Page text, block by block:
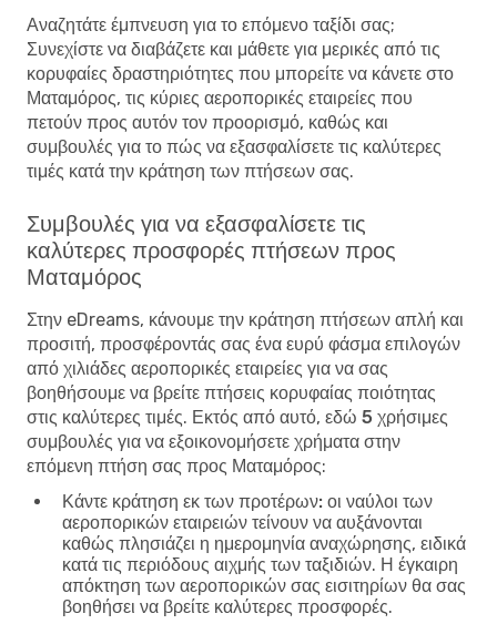
Αναζητάτε έμπνευση για το επόμενο ταξίδι σας;
Συνεχίστε να διαβάζετε και μάθετε για μερικές από τις
κορυφαίες δραστηριότητες που μπορείτε να κάνετε στο
Ματαμόρος, τις κύριες αεροπορικές εταιρείες που
πετούν προς αυτόν τον προορισμό, καθώς και
συμβουλές για το πώς να εξασφαλίσετε τις καλύτερες
τιμές κατά την κράτηση των πτήσεων σας.
Συμβουλές για να εξασφαλίσετε τις
καλύτερες προσφορές πτήσεων προς
Ματαμόρος
Στην eDreams, κάνουμε την κράτηση πτήσεων απλή και
προσιτή, προσφέροντάς σας ένα ευρύ φάσμα επιλογών
από χιλιάδες αεροπορικές εταιρείες για να σας
βοηθήσουμε να βρείτε πτήσεις κορυφαίας ποιότητας
στις καλύτερες τιμές. Εκτός από αυτό, εδώ 5 χρήσιμες
συμβουλές για να εξοικονομήσετε χρήματα στην
επόμενη πτήση σας προς Ματαμόρος:
Κάντε κράτηση εκ των προτέρων: οι ναύλοι των
αεροπορικών εταιρειών τείνουν να αυξάνονται
καθώς πλησιάζει η ημερομηνία αναχώρησης, ειδικά
κατά τις περιόδους αιχμής των ταξιδιών. Η έγκαιρη
απόκτηση των αεροπορικών σας εισιτηρίων θα σας
βοηθήσει να βρείτε καλύτερες προσφορές.